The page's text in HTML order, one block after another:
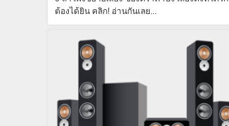
ต้องได้ยิน คลิก! อ่านกันเลย...